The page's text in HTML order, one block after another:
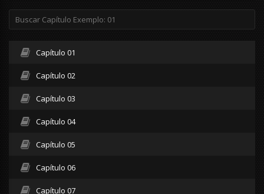
Capítulo 01
Capítulo 02
Capítulo 03
Capítulo 04
Capítulo 05
Capítulo 06
Capítulo 07